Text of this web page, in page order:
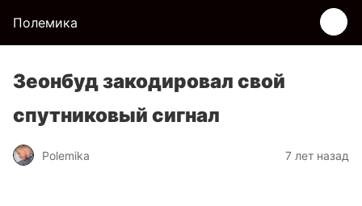
Полемика
Зеонбуд закодировал свой
спутниковый сигнал
Polemika 7 лет назад